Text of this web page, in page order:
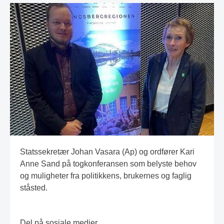
Statssekretær Johan Vasara (Ap) og ordfører Kari
Anne Sand på togkonferansen som belyste behov
og muligheter fra politikkens, brukernes og faglig
ståsted.